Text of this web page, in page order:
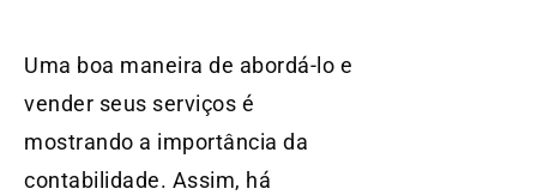
Uma boa maneira de abordá-lo e
vender seus serviços é
mostrando a importância da
contabilidade. Assim, há